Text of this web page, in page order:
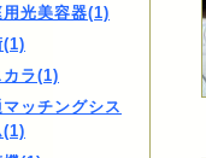
用光美容器(1)
(1)
カラ(1)
ッチングシス
(1)